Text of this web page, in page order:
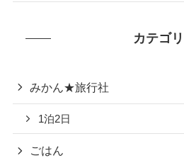
カテゴリ
みかん★旅行社
1泊2日
ごはん